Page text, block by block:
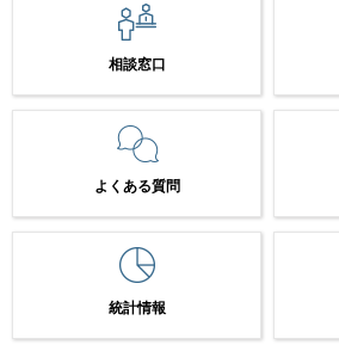
相談窓口
よくある質問
統計情報